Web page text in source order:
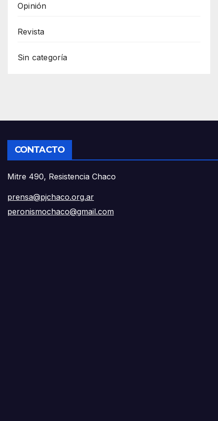
Opinión
Revista
Sin categoría
CONTACTO
Mitre 490, Resistencia Chaco
prensa@pjchaco.org.ar
peronismochaco@gmail.com